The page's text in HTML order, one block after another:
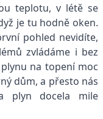
teplotu, v létě se
je tu hodně oken.
pohled nevidíte,
zvládáme i bez
na topení moc
dům, a přesto nás
plyn docela mile